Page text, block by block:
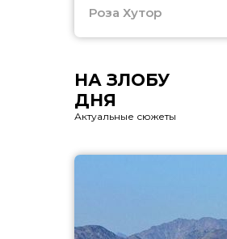
Роза Хутор
НА ЗЛОБУ
ДНЯ
Актуальные сюжеты